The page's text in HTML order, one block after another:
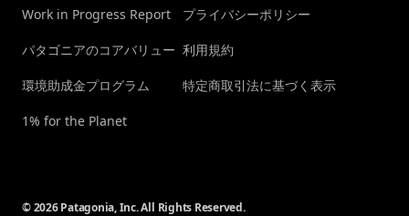
Work in Progress Report
パタゴニアのコアバリュー
環境助成金プログラム
1% for the Planet
プライバシーポリシー
利用規約
特定商取引法に基づく表示
© 2026 Patagonia, Inc. All Rights Reserved.